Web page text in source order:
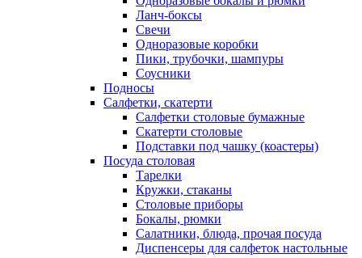
Ланч-боксы
Свечи
Одноразовые коробки
Пики, трубочки, шампуры
Соусники
Подносы
Салфетки, скатерти
Салфетки столовые бумажные
Скатерти столовые
Подставки под чашку (коастеры)
Посуда столовая
Тарелки
Кружки, стаканы
Столовые приборы
Бокалы, рюмки
Салатники, блюда, прочая посуда
Диспенсеры для салфеток настольные